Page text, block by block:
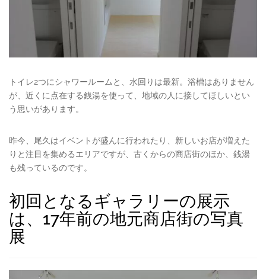
トイレ2つにシャワールームと、水回りは最新。浴槽はありません
が、近くに点在する銭湯を使って、地域の人に接してほしいとい
う思いがあります。
昨今、尾久はイベントが盛んに行われたり、新しいお店が増えた
りと注目を集めるエリアですが、古くからの商店街のほか、銭湯
も残っているのです。
初回となるギャラリーの展示
は、17年前の地元商店街の写真
展